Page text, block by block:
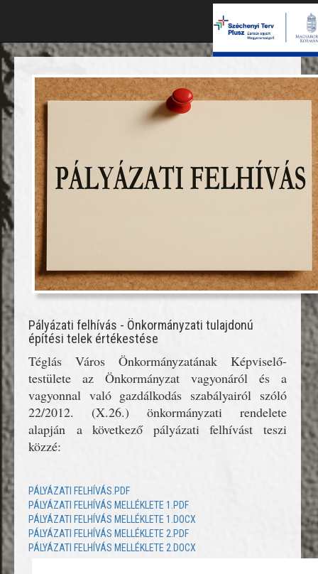
Pályázati felhívás - Önkormányzati tulajdonú
építési telek értékestése
Téglás Város Önkormányzatának Képviselő-
testülete az Önkormányzat vagyonáról és a
vagyonnal való gazdálkodás szabályairól szóló
22/2012. (X.26.) önkormányzati rendelete
alapján a következő pályázati felhívást teszi
közzé:
PÁLYÁZATI FELHÍVÁS.PDF
PÁLYÁZATI FELHÍVÁS MELLÉKLETE 1.PDF
PÁLYÁZATI FELHÍVÁS MELLÉKLETE 1.DOCX
PÁLYÁZATI FELHÍVÁS MELLÉKLETE 2.PDF
PÁLYÁZATI FELHÍVÁS MELLÉKLETE 2.DOCX